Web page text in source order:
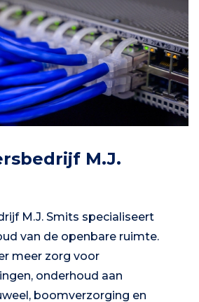
M.J.
M.J. Smits specialiseert
van de openbare ruimte.
meer zorg voor
onderhoud aan
boomverzorging en